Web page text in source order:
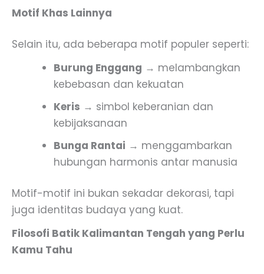
Motif Khas Lainnya
Selain itu, ada beberapa motif populer seperti:
Burung Enggang → melambangkan
kebebasan dan kekuatan
Keris → simbol keberanian dan
kebijaksanaan
Bunga Rantai → menggambarkan
hubungan harmonis antar manusia
Motif-motif ini bukan sekadar dekorasi, tapi
juga identitas budaya yang kuat.
Filosofi Batik Kalimantan Tengah yang Perlu
Kamu Tahu